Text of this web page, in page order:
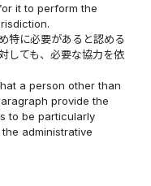
it to perform the
特に必要があると認める
しても、必要な協力を依
a person other than
provide the
to be particularly
administrative